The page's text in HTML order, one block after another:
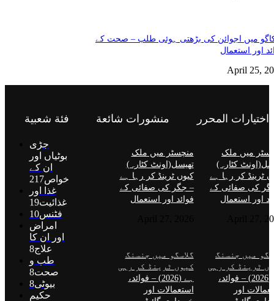
میں اجوائن کی بڑھتی ہوئی طلب – صحت کے
اور استعمال
April 25,
اختيارات المحرر
میں ملک
کٹارہ)
ٹرینڈ کر رہا ہے
کی صفائی کے
اور استعمال
April 27,
میں جنسنگ
ٹرینڈ کر رہی
ہے (2026) – فوائد،
اور
منشورات شائعة
منچسٹر میں ملک
تھیسل(اونٹ کٹارہ)
کیوں ٹرینڈ کر رہا ہے
– جگر کی صفائی کے
فوائد اور استعمال
گلاسگو میں جنسنگ
کیوں ٹرینڈ کر رہی
ہے (2026) – فوائد،
استعمالات اور
فئة شعبية
جڑی
بوٹیاں اور
ان کے
خواص217
غذا اور
غذائیت19
فٹنس10
امراض
اور ان کا
علاج8
طب و
صحت8
بیوٹی8
حکیم